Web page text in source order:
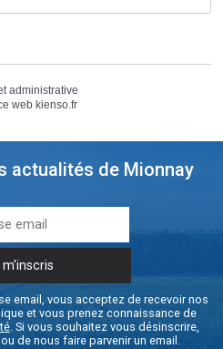
administrative
web kienso.fr
actualités de Mionnay
email, vous acceptez de recevoir nos
et vous prenez connaissance de
. Si vous souhaitez vous désinscrire,
ou de nous faire parvenir un email.